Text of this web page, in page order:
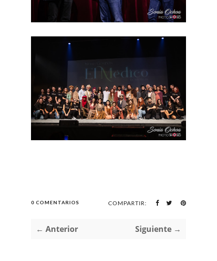
0 COMENTARIOS COMPARTIR:
← Anterior Siguiente →